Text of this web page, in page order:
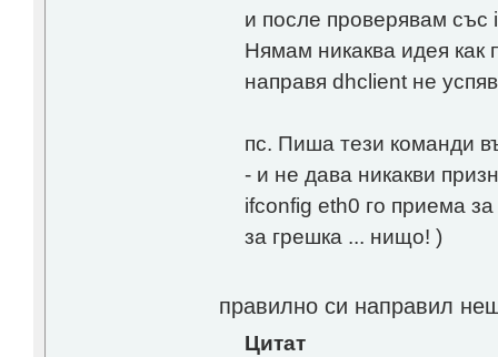
и после проверявам
Нямам никаква идея как
направя dhclient не
пс. Пиша тези команди
- и не дава никакви
ifconfig eth0 го приема
за грешка ... нищо! )
правилно си направил
Цитат